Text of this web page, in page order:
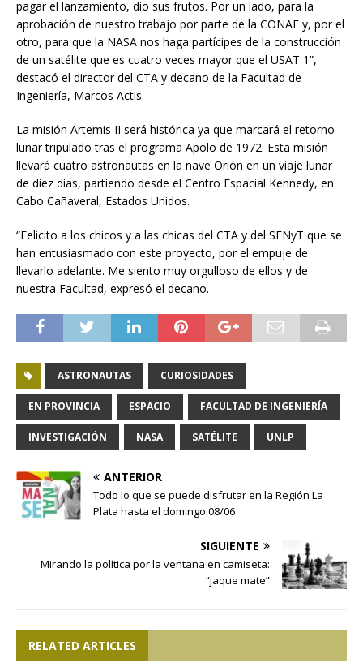
pagar el lanzamiento, dio sus frutos. Por un lado, para la
aprobación de nuestro trabajo por parte de la CONAE y, por el
otro, para que la NASA nos haga partícipes de la construcción
de un satélite que es cuatro veces mayor que el USAT 1”,
destacó el director del CTA y decano de la Facultad de
Ingeniería, Marcos Actis.
La misión Artemis II será histórica ya que marcará el retorno
lunar tripulado tras el programa Apolo de 1972. Esta misión
llevará cuatro astronautas en la nave Orión en un viaje lunar
de diez días, partiendo desde el Centro Espacial Kennedy, en
Cabo Cañaveral, Estados Unidos.
“Felicito a los chicos y a las chicas del CTA y del SENyT que se
han entusiasmado con este proyecto, por el empuje de
llevarlo adelante. Me siento muy orgulloso de ellos y de
nuestra Facultad, expresó el decano.
ASTRONAUTAS CURIOSIDADES
EN PROVINCIA ESPACIO FACULTAD DE INGENIERÍA
INVESTIGACIÓN NASA SATÉLITE UNLP
ANTERIOR
Todo lo que se puede disfrutar en la Región La
Plata hasta el domingo 08/06
SIGUIENTE
Mirando la política por la ventana en camiseta:
“jaque mate”
RELATED ARTICLES